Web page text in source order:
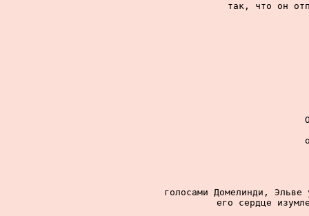
так, что он
голосами Домелинди,
его сердце